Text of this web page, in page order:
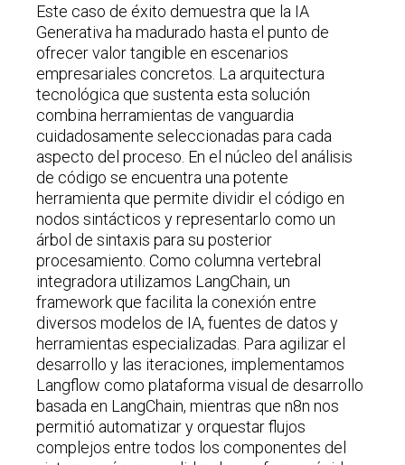
Este caso de éxito demuestra que la IA
Generativa ha madurado hasta el punto de
ofrecer valor tangible en escenarios
empresariales concretos. La arquitectura
tecnológica que sustenta esta solución
combina herramientas de vanguardia
cuidadosamente seleccionadas para cada
aspecto del proceso. En el núcleo del análisis
de código se encuentra una potente
herramienta que permite dividir el código en
nodos sintácticos y representarlo como un
árbol de sintaxis para su posterior
procesamiento. Como columna vertebral
integradora utilizamos LangChain, un
framework que facilita la conexión entre
diversos modelos de IA, fuentes de datos y
herramientas especializadas. Para agilizar el
desarrollo y las iteraciones, implementamos
Langflow como plataforma visual de desarrollo
basada en LangChain, mientras que n8n nos
permitió automatizar y orquestar flujos
complejos entre todos los componentes del